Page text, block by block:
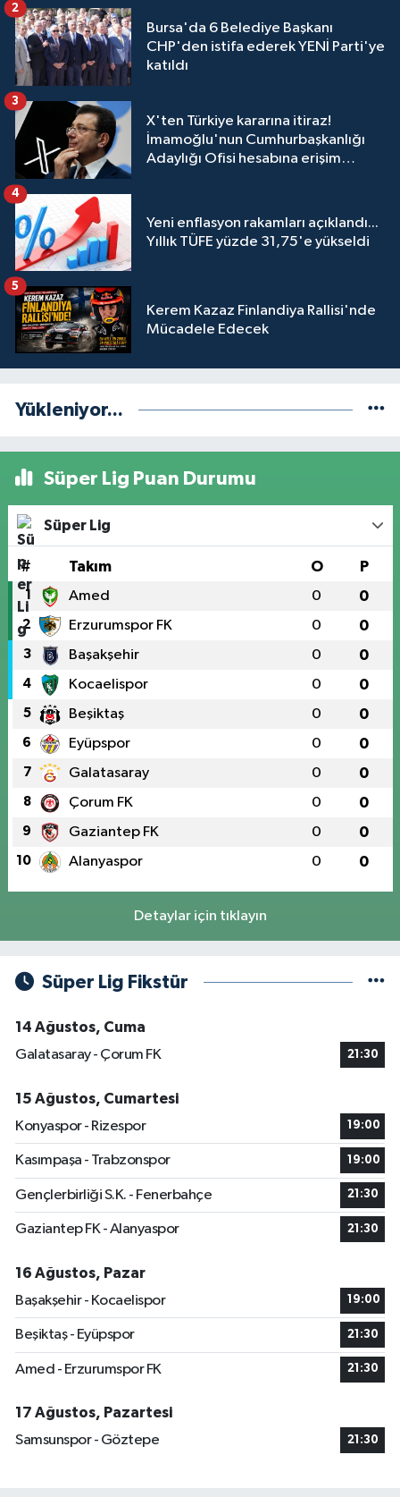
Bursa'da 6 Belediye Başkanı
CHP'den istifa ederek YENİ Parti'ye
katıldı
2
X'ten Türkiye kararına itiraz!
İmamoğlu'nun Cumhurbaşkanlığı
Adaylığı Ofisi hesabına erişim
3
Yeni enflasyon rakamları açıklandı...
Yıllık TÜFE yüzde 31,75'e yükseldi
4
Kerem Kazaz Finlandiya Rallisi'nde
Mücadele Edecek
5
Yükleniyor...
Süper Lig Puan Durumu
Süper Lig
# Takım O P
1 Amed 0 0
2 Erzurumspor FK 0 0
3 Başakşehir 0 0
4 Kocaelispor 0 0
5 Beşiktaş 0 0
6 Eyüpspor 0 0
7 Galatasaray 0 0
8 Çorum FK 0 0
9 Gaziantep FK 0 0
10 Alanyaspor 0 0
Detaylar için tıklayın
Süper Lig Fikstür
14 Ağustos, Cuma
Galatasaray - Çorum FK
21:30
15 Ağustos, Cumartesi
Konyaspor - Rizespor
19:00
Kasımpaşa - Trabzonspor 19:00
Gençlerbirliği S.K. - Fenerbahçe 21:30
Gaziantep FK - Alanyaspor 21:30
16 Ağustos, Pazar
Başakşehir - Kocaelispor
19:00
Beşiktaş - Eyüpspor 21:30
Amed - Erzurumspor FK 21:30
17 Ağustos, Pazartesi
Samsunspor - Göztepe
21:30